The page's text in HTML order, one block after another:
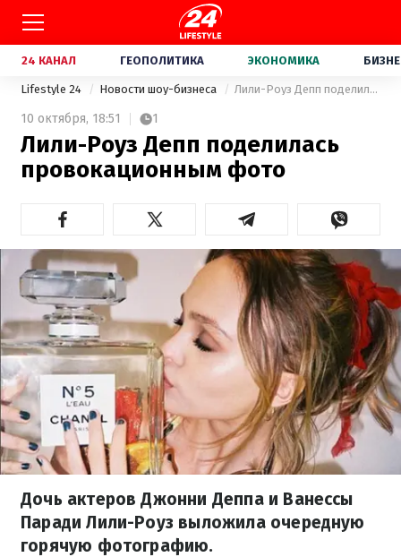
24 КАНАЛ ГЕОПОЛИТИКА ЭКОНОМИКА
Lifestyle 24 Новости шоу-бизнеса Лили-Роуз Депп поделилась провокационным фото
10 октября, 18:51 1
Лили-Роуз Депп поделилась
провокационным фото
Дочь актеров Джонни Деппа и Ванессы
Паради Лили-Роуз выложила очередную
горячую фотографию.